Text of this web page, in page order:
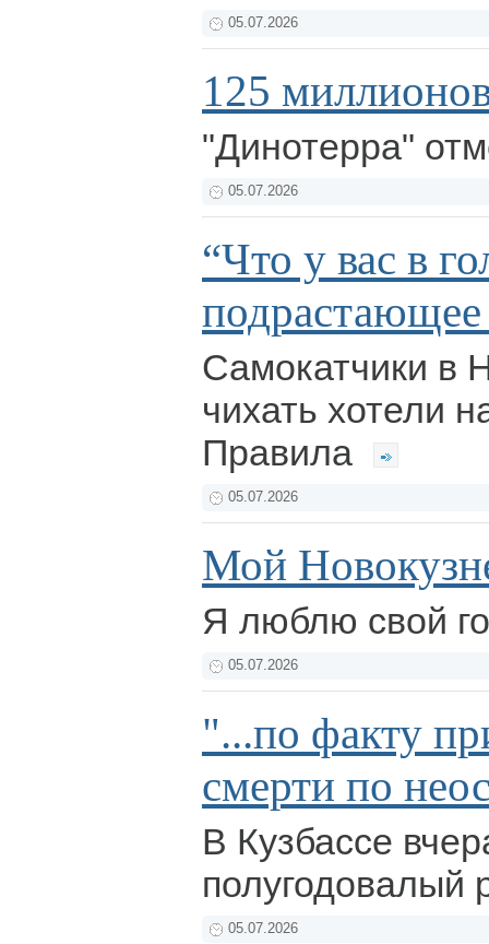
05.07.2026
125
"Динотерра"
05.07.2026
“Что у вас в
подрастающее
Самокатчики в
чихать хотели
Правила
05.07.2026
Мой
Я люблю свой
05.07.2026
"...по факту
смерти по
В Кузбассе
полугодовалый
05.07.2026